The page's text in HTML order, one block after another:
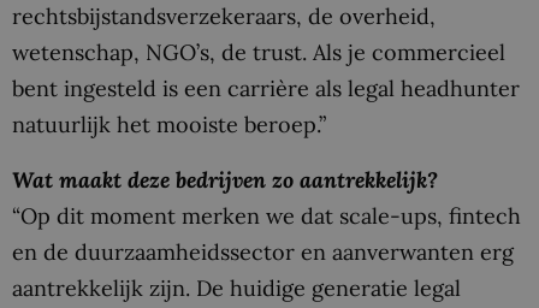
rechtsbijstandsverzekeraars, de overheid,
wetenschap, NGO’s, de trust. Als je commercieel
bent ingesteld is een carrière als legal headhunter
natuurlijk het mooiste beroep.”
Wat maakt deze bedrijven zo aantrekkelijk?
“Op dit moment merken we dat scale-ups, fintech
en de duurzaamheidssector en aanverwanten erg
aantrekkelijk zijn. De huidige generatie legal